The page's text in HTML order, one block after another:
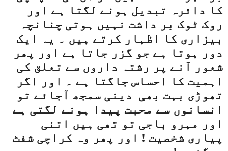
کا دائرہ تبدیل ہونے لگتا ہے اور
روک ٹوک بر داشت نہیں ہوتی چنانچہ
بیزاری کا اظہار کرتے ہیں ۔ یہ ایک
دور ہوتا ہے جو گزر جاتا ہے اور پھر
شعور آنے پر رشتہ داروں سے تعلق کی
اہمیت کا احساس جاگتا ہے ۔ اور اگر
تھوڑی بہت بھی دینی سمجھ آجائے تو
انسانوں سے محبت پیدا ہونے لگتی ہے
اور مہرو باجی تو تھی ہیں اتنی
پیاری شخصیت ! اور پھر وہ کراچی شفٹ